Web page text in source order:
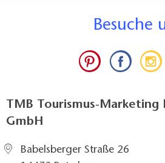
Besuche
TMB Tourismus-Marketing
GmbH
Babelsberger Straße 26